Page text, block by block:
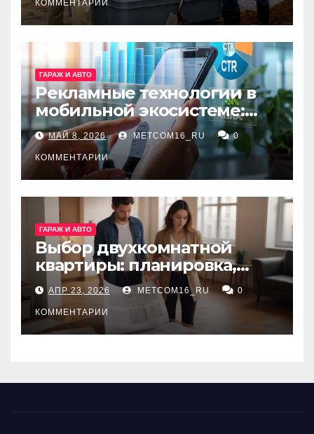
КОММЕНТАРИИ
ГАРАЖ И АВТО
Рекламные технологии в
мобильной экосистеме:
ключевые сервисы и
принципы работы
МАЙ 8, 2026 METCOM16_RU 0
КОММЕНТАРИИ
ГАРАЖ И АВТО
Выбор двухкомнатной
квартиры: планировка,
состояние жилья и
проверка документов
АПР 23, 2026 METCOM16_RU 0
КОММЕНТАРИИ